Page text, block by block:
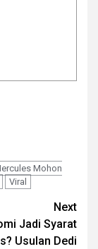
Mohon
Viral
Next
Jadi Syarat
Usulan Dedi